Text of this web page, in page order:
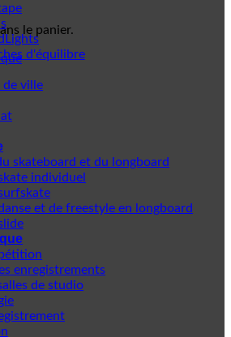
le panier.
d'équilibre
de ville
skateboard et du longboard
individuel
et de freestyle en longboard
enregistrements
de studio